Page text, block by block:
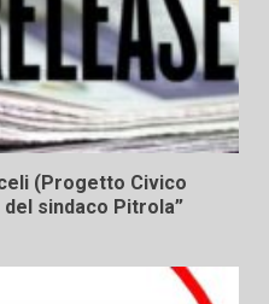
(Progetto Civico
del sindaco Pitrola”